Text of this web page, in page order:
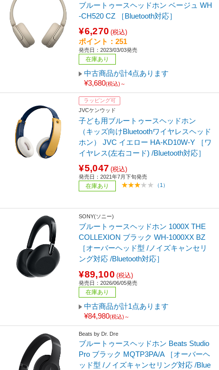
ブルートゥースヘッドホン ベージュ WH
-CH520 CZ ［Bluetooth対応］
¥6,270 (税込)
ポイント：251
発売日：2023/03/03発売
在庫あり
中古商品が計4点あります
¥3,680(税込)～
ラッピング可
JVCケンウッド
子ども用ブルートゥースヘッドホン
（キッズ向けBluetoothワイヤレスヘッド
ホン） JVC イエロー HA-KD10W-Y ［ワ
イヤレス(左右コード) /Bluetooth対応］
¥5,047 (税込)
発売日：2021年7月下旬発売
在庫あり （1）
SONY(ソニー)
ブルートゥースヘッドホン 1000X THE
COLLEXION ブラック WH-1000XX BZ
［オーバーヘッド型 /ノイズキャンセリ
ング対応 /Bluetooth対応］
¥89,100 (税込)
発売日：2026/06/05発売
在庫あり
中古商品が計1点あります
¥84,980(税込)～
Beats by Dr. Dre
ブルートゥースヘッドホン Beats Studio
Pro ブラック MQTP3PA/A ［オーバーヘ
ッド型 /ノイズキャンセリング対応 /Blue